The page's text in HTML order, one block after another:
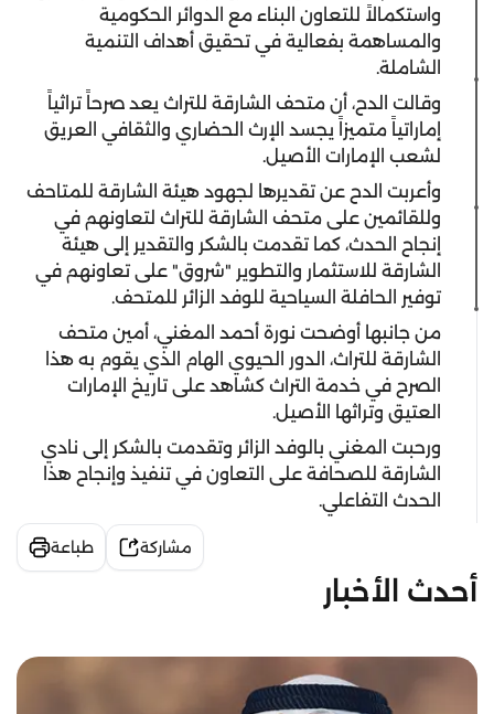
واستكمالاً للتعاون البناء مع الدوائر الحكومية
والمساهمة بفعالية في تحقيق أهداف التنمية
الشاملة.
وقالت الدح، أن متحف الشارقة للتراث يعد صرحاً تراثياً
إماراتياً متميزاً يجسد الإرث الحضاري والثقافي العريق
لشعب الإمارات الأصيل.
وأعربت الدح عن تقديرها لجهود هيئة الشارقة للمتاحف
وللقائمين على متحف الشارقة للتراث لتعاونهم في
إنجاح الحدث، كما تقدمت بالشكر والتقدير إلى هيئة
الشارقة للاستثمار والتطوير "شروق" على تعاونهم في
توفير الحافلة السياحية للوفد الزائر للمتحف.
من جانبها أوضحت نورة أحمد المغني، أمين متحف
الشارقة للتراث، الدور الحيوي الهام الذي يقوم به هذا
الصرح في خدمة التراث كشاهد على تاريخ الإمارات
العتيق وتراثها الأصيل.
ورحبت المغني بالوفد الزائر وتقدمت بالشكر إلى نادي
الشارقة للصحافة على التعاون في تنفيذ وإنجاح هذا
الحدث التفاعلي.
مشاركة طباعة
أحدث الأخبار